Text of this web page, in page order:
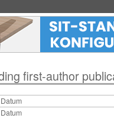
publications or
Datum
Datum